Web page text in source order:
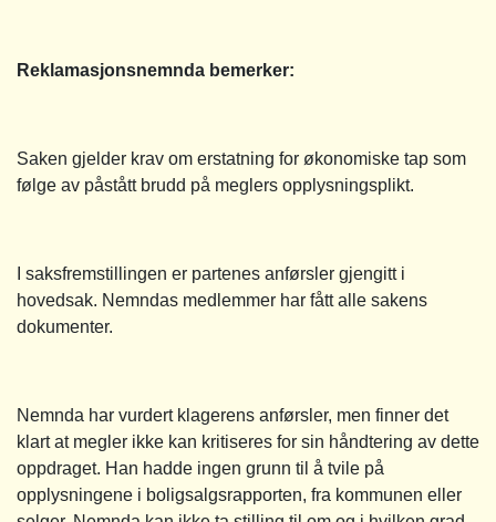
Reklamasjonsnemnda bemerker:
Saken gjelder krav om erstatning for økonomiske tap som
følge av påstått brudd på meglers opplysningsplikt.
I saksfremstillingen er partenes anførsler gjengitt i
hovedsak. Nemndas medlemmer har fått alle sakens
dokumenter.
Nemnda har vurdert klagerens anførsler, men finner det
klart at megler ikke kan kritiseres for sin håndtering av dette
oppdraget. Han hadde ingen grunn til å tvile på
opplysningene i boligsalgsrapporten, fra kommunen eller